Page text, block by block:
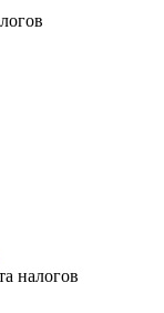
налогов